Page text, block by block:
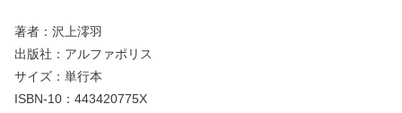
著者：沢上澪羽
出版社：アルファポリス
サイズ：単行本
ISBN-10：443420775X